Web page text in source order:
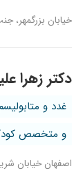
خیابان بزرگمهر،
دکتر زهرا
غدد و
و متخصص
اصفهان خیابان